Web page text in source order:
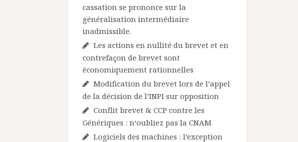
cassation se prononce sur la
généralisation intermédiaire
inadmissible.
Les actions en nullité du brevet et en
contrefaçon de brevet sont
économiquement rationnelles
Modification du brevet lors de l’appel
de la décision de l’INPI sur opposition
Conflit brevet & CCP contre les
Génériques : n‘oubliez pas la CNAM
Logiciels des machines : l’exception